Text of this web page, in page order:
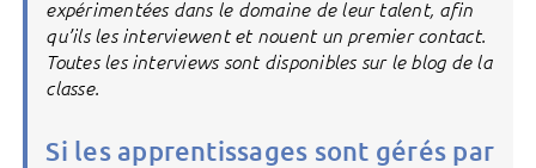
expérimentées dans le domaine de leur talent, afin
qu’ils les interviewent et nouent un premier contact.
Toutes les interviews sont disponibles sur le blog de la
classe.
Si les apprentissages sont gérés par